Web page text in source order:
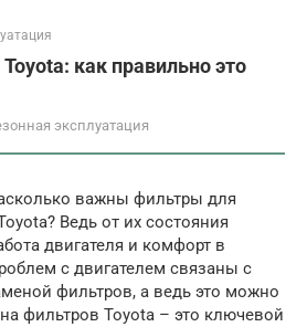
как правильно это
эксплуатация
важны фильтры для
Ведь от их состояния
двигателя и комфорт в
с двигателем связаны с
фильтров, а ведь это можно
фильтров Toyota – это ключевой